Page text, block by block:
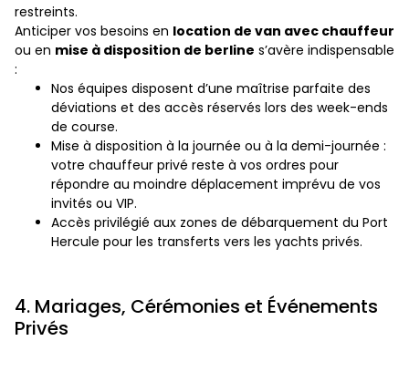
restreints.
Anticiper vos besoins en location de van avec chauffeur
ou en mise à disposition de berline s’avère indispensable
:
Nos équipes disposent d’une maîtrise parfaite des
déviations et des accès réservés lors des week-ends
de course.
Mise à disposition à la journée ou à la demi-journée :
votre chauffeur privé reste à vos ordres pour
répondre au moindre déplacement imprévu de vos
invités ou VIP.
Accès privilégié aux zones de débarquement du Port
Hercule pour les transferts vers les yachts privés.
4. Mariages, Cérémonies et Événements
Privés